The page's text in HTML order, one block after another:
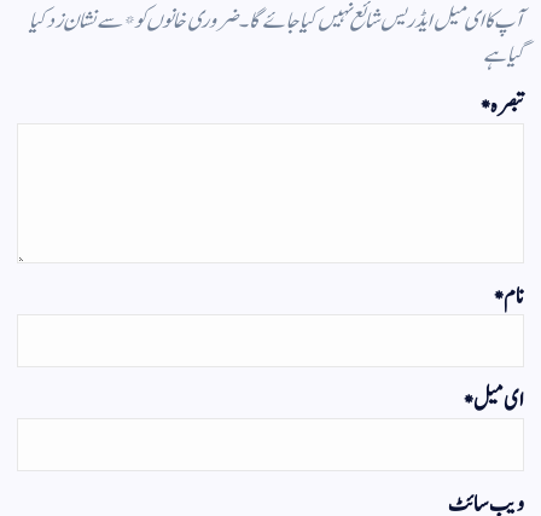
آپ کا ای میل ایڈریس شائع نہیں کیا جائے گا۔ضروری خانوں کو*سے نشان زد کیا
گیا ہے
تبصرہ*
نام*
ای میل*
ویب‌ سائٹ